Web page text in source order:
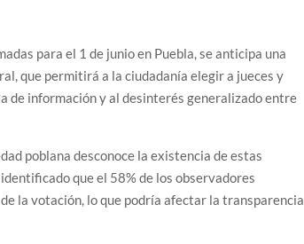
para el 1 de junio en Puebla, se anticipa una
que permitirá a la ciudadanía elegir a jueces y
de información y al desinterés generalizado entre
poblana desconoce la existencia de estas
identificado que el 58% de los observadores
la votación, lo que podría afectar la transparencia